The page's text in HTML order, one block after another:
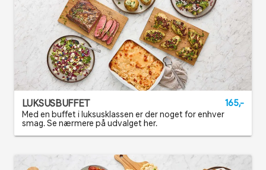
LUKSUSBUFFET 165,-
Med en buffet i luksusklassen er der noget for enhver
smag. Se nærmere på udvalget her.